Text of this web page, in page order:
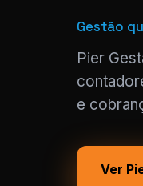
Gestão
Pier
e
Ver